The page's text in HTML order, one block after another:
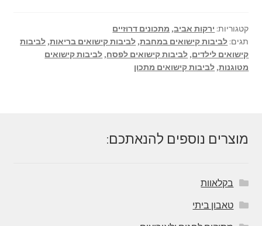
קטגוריות: ירקות אביב, מתכונים דרוזיים
תגים: לביבות קישואים במחבת, לביבות קישואים בריאות, לביבות
קישואים לילדים, לביבות קישואים לפסח, לביבות קישואים
מטוגנות, לביבות קישואים מתכון
מוצרים נוספים להנאתכם:
בקלאוות
טאבון ביתי